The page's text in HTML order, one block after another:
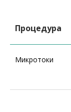
Процедура
Микротоки